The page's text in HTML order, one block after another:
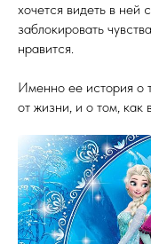
хочется видеть в ней
заблокировать
нравится.
Именно ее история о
от жизни, и о том, как